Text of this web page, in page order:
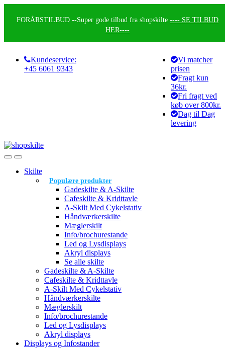
FORÅRSTILBUD --Super gode tilbud fra shopskilte ---- SE TILBUD
HER----
Kundeservice:
+45 6061 9343
Vi matcher
prisen
Fragt kun
36kr.
Fri fragt ved
køb over 800kr.
Dag til Dag
levering
Skilte
Populære produkter
Gadeskilte & A-Skilte
Cafeskilte & Kridttavle
A-Skilt Med Cykelstativ
Håndværkerskilte
Mæglerskilt
Info/brochurestande
Led og Lysdisplays
Akryl displays
Se alle skilte
Gadeskilte & A-Skilte
Cafeskilte & Kridttavle
A-Skilt Med Cykelstativ
Håndværkerskilte
Mæglerskilt
Info/brochurestande
Led og Lysdisplays
Akryl displays
Displays og Infostander